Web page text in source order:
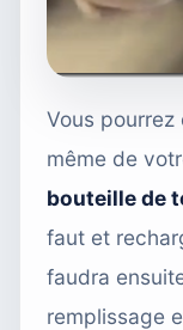
Vous pourrez
même de
bouteille de
faut et
faudra
remplissage